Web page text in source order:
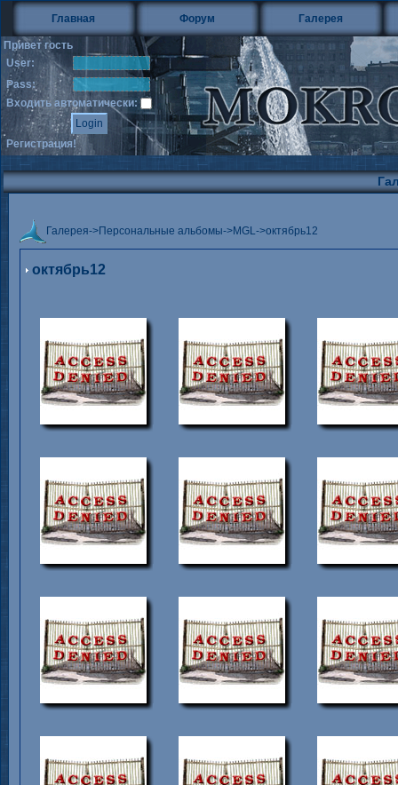
Главная Форум Галерея
Привет гость
User:
Pass:
Входить автоматически:
Регистрация!
Галерея->Персональные альбомы->MGL->октябрь12
октябрь12